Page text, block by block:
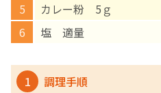
カレー粉 5ｇ
塩 適量
1 調理手順